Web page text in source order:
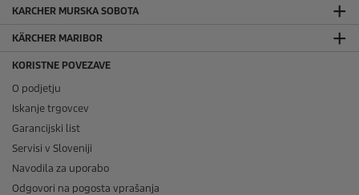
KARCHER MURSKA SOBOTA
KÄRCHER MARIBOR
KORISTNE POVEZAVE
O podjetju
Iskanje trgovcev
Garancijski list
Servisi v Sloveniji
Navodila za uporabo
Odgovori na pogosta vprašanja